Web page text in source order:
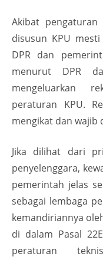
Akibat
disusun KPU
DPR dan
menurut DPR
mengeluarkan
peraturan KPU.
mengikat dan wajib
Jika dilihat dari
penyelenggara,
pemerintah jelas
sebagai lembaga
kemandiriannya
di dalam Pasal
peraturan